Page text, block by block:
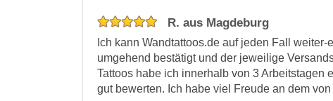
R. aus Magdeburg
Ich kann Wandtattoos.de auf jeden Fall
umgehend bestätigt und der jeweilige
Tattoos habe ich innerhalb von 3 Arbeitstagen
gut bewerten. Ich habe viel Freude an dem